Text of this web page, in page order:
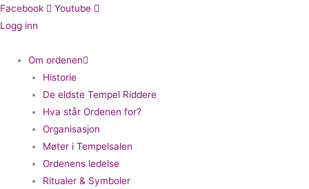
Hopp
rett
innholdet
Facebook
Youtube
Logg inn
Om ordenen
Historie
De eldste Tempel Riddere
Hva står Ordenen for?
Organisasjon
Møter i Tempelsalen
Ordenens ledelse
Ritualer & Symboler